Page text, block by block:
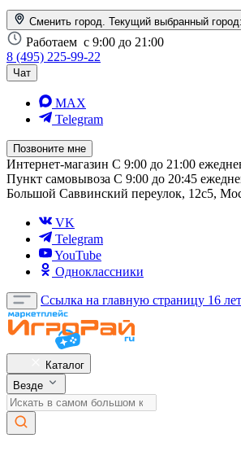
Сменить город. Текущий выбранный город:
Работаем с 9:00 до 21:00
8 (495) 225-99-22
Чат
MAX
Telegram
Позвоните мне
Интернет-магазин С 9:00 до 21:00
Пункт самовывоза С 9:00 до 20:45
Большой Саввинский переулок, 12с5,
VK
Telegram
YouTube
Одноклассники
Ссылка на главную страницу 16
Каталог
Везде